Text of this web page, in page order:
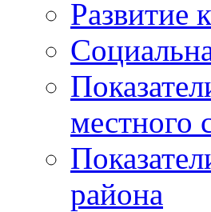
Развитие
местного
района